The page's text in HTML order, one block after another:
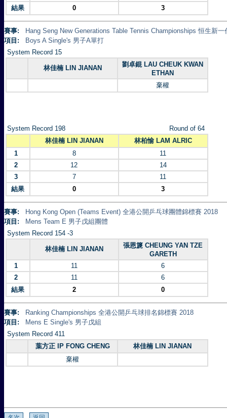
結果
0 3
賽事:
Hang Seng New Generations Table Tennis Championships 恒生新
項目:
Boys A Single's 男子A單打
System Record 15
林佳楠 LIN JIANAN
劉卓錕 LAU CHEUK KWAN
ETHAN
棄權
System Record 198
Round of 64
林佳楠 LIN JIANAN
林柏愉 LAM ALRIC
1
8
11
2
12
14
3
7
11
結果
0 3
賽事:
Hong Kong Open (Teams Event) 全港公開乒乓球團體錦標賽 2018
項目:
Mens Team E 男子戊組團體
System Record 154 -3
林佳楠 LIN JIANAN
張恩篪 CHEUNG YAN TZE
GARETH
1
11
6
2
11
6
結果
2 0
賽事:
Ranking Championships 全港公開乒乓球排名錦標賽 2018
項目:
Mens E Single's 男子戊組
System Record 411
葉方正 IP FONG CHENG
林佳楠 LIN JIANAN
棄權